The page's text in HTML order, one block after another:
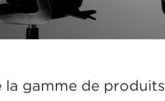
la gamme de produits